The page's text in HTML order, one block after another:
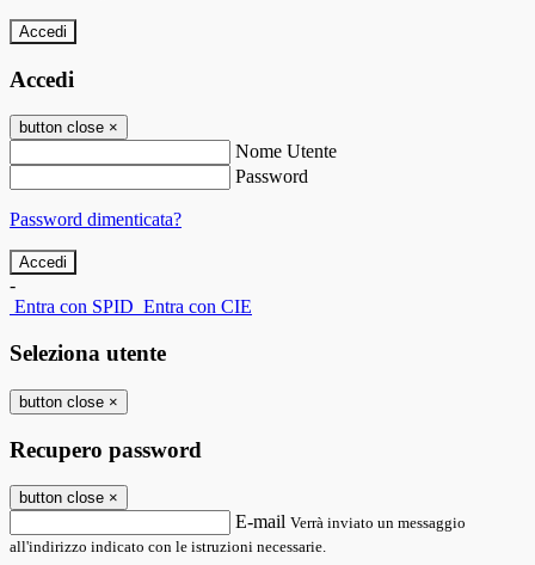
Accedi
Accedi
button close ×
Nome Utente
Password
Password dimenticata?
-
Entra con SPID Entra con CIE
Seleziona utente
button close ×
Recupero password
button close ×
E-mail Verrà inviato un messaggio
all'indirizzo indicato con le istruzioni necessarie.